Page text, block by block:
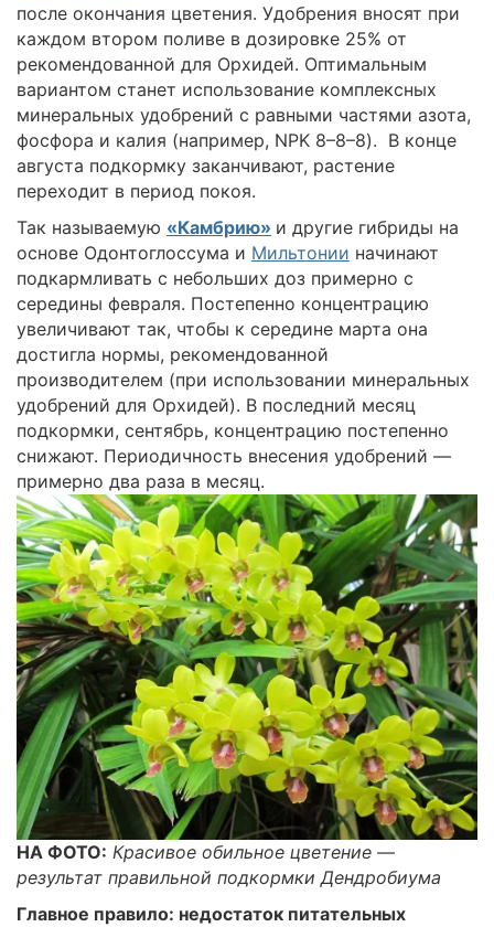
после окончания цветения. Удобрения вносят при
каждом втором поливе в дозировке 25% от
рекомендованной для Орхидей. Оптимальным
вариантом станет использование комплексных
минеральных удобрений с равными частями азота,
фосфора и калия (например, NPK 8–8–8). В конце
августа подкормку заканчивают, растение
переходит в период покоя.
Так называемую «Камбрию» и другие гибриды на
основе Одонтоглоссума и Мильтонии начинают
подкармливать с небольших доз примерно с
середины февраля. Постепенно концентрацию
увеличивают так, чтобы к середине марта она
достигла нормы, рекомендованной
производителем (при использовании минеральных
удобрений для Орхидей). В последний месяц
подкормки, сентябрь, концентрацию постепенно
снижают. Периодичность внесения удобрений —
примерно два раза в месяц.
НА ФОТО: Красивое обильное цветение —
результат правильной подкормки Дендробиума
Главное правило: недостаток питательных